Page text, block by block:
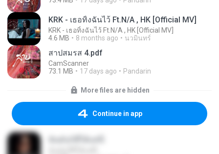
KRK - เธอทิ้งฉันไว้ Ft.N/A , HK [Official MV]
KRK - เธอทิ้งฉันไว้ Ft.N/A , HK [Official MV]
4.6 MB
8 months ago นวมินทร์
สาปสมรส 4.pdf
CamScanner
73.1 MB
17 days ago Pandarin
More files are hidden
Continue in app